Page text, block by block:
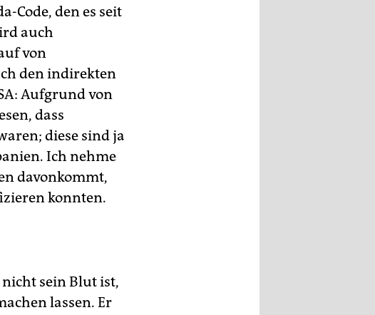
Code, den es seit
auch
von
den indirekten
Aufgrund von
dass
diese sind ja
Ich nehme
davonkommt,
konnten.
nicht sein Blut ist,
lassen. Er